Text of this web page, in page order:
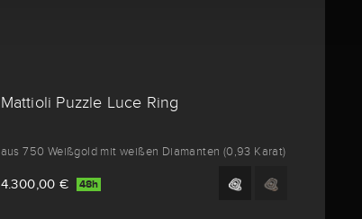
Mattioli Puzzle Luce Ring
aus 750 Weißgold mit weißen Diamanten (0,93 Karat)
4.300,00 € 48h